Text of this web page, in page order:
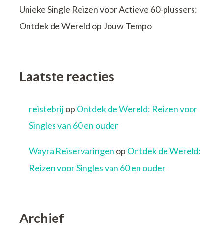
Unieke Single Reizen voor Actieve 60-plussers:
Ontdek de Wereld op Jouw Tempo
Laatste reacties
reistebrij op Ontdek de Wereld: Reizen voor
Singles van 60 en ouder
Wayra Reiservaringen op Ontdek de Wereld:
Reizen voor Singles van 60 en ouder
Archief